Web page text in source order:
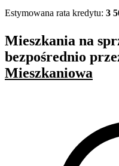
Estymowana rata kredytu: 3
Mieszkania na
bezpośrednio
Mieszkaniowa